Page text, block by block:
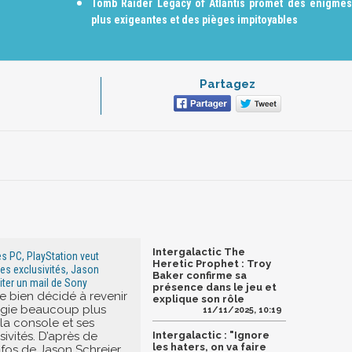
Tomb Raider Legacy of Atlantis promet des énigmes
plus exigeantes et des pièges impitoyables
Partagez
PC, PlayStation veut
exclusivités, Jason
un mail de Sony
bien décidé à revenir
beaucoup plus
console et ses
D’après de
Intergalactic The
Heretic Prophet : Troy
Baker confirme sa
présence dans le jeu et
explique son rôle
11/11/2025, 10:19
Intergalactic : "Ignore
les haters, on va faire